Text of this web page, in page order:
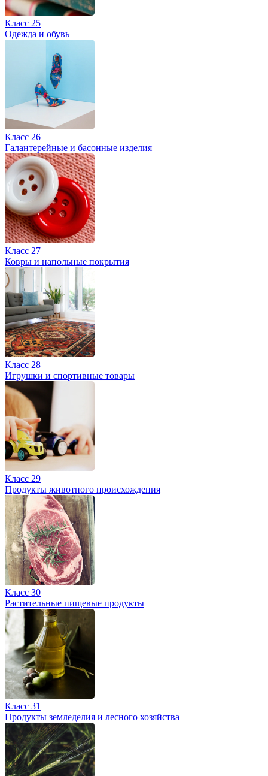
Класс 25
Одежда и обувь
Класс 26
Галантерейные и басонные изделия
Класс 27
Ковры и напольные покрытия
Класс 28
Игрушки и спортивные товары
Класс 29
Продукты животного происхождения
Класс 30
Растительные пищевые продукты
Класс 31
Продукты земледелия и лесного хозяйства